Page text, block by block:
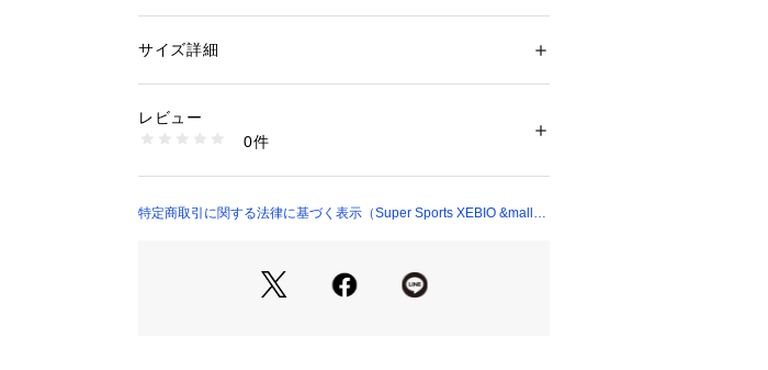
記と異なる場合がございます。
※ブラウザやお使いのモニター環境により、掲載画像と
いて、予告なく変更することがあります。あらかじめご
サリー シューレース 黒 ブラック
性別：レディース
1540000448562
サイズ詳細
レビュー
0件
特定商取引に関する法律に基づく表示（Super Sports XEBIO &mall